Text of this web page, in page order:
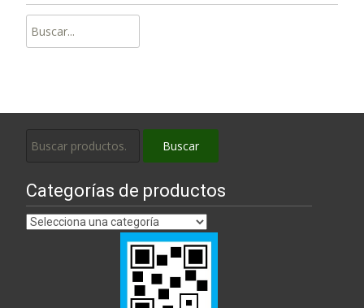
Buscar:
Buscar
Buscar
Categorías de productos